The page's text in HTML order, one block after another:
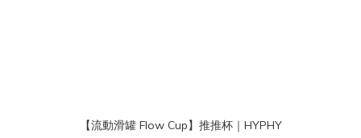
【流動滑罐 Flow Cup】推推杯｜HYPHY